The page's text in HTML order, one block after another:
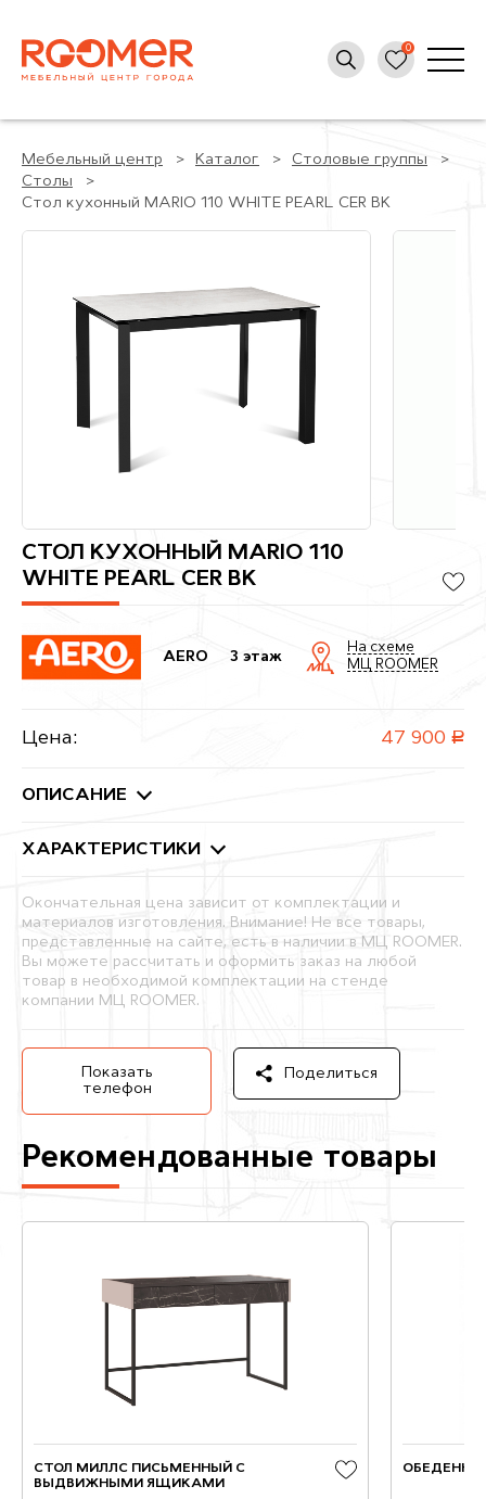
Мебельный центр Каталог
Столовые группы
Столы
Стол кухонный MARIO 110 WHITE PEARL CER BK
СТОЛ КУХОННЫЙ MARIO 110
WHITE PEARL CER BK
AERO 3 этаж
На схеме
МЦ ROOMER
Цена: 47 900 руб.
ОПИСАНИЕ
ХАРАКТЕРИСТИКИ
Окончательная цена зависит от комплектации и
материалов изготовления. Внимание! Не все товары,
представленные на сайте, есть в наличии в МЦ ROOMER.
Вы можете рассчитать и оформить заказ на любой
товар в необходимой комплектации на стенде
компании МЦ ROOMER.
Показать
телефон
Поделиться
Рекомендованные товары
CТОЛ МИЛЛС ПИСЬМЕННЫЙ С
ВЫДВИЖНЫМИ ЯЩИКАМИ